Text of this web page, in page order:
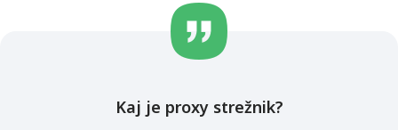
Kaj je proxy strežnik?